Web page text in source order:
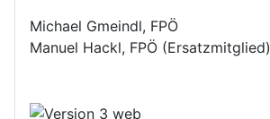
Michael Gmeindl, FPÖ
Manuel Hackl, FPÖ (Ersatzmitglied)